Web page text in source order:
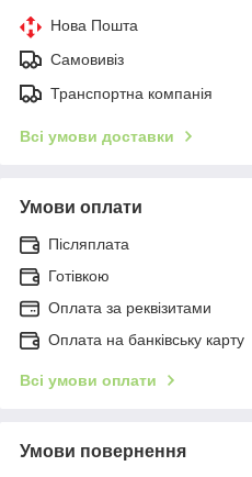
Нова Пошта
Самовивіз
Транспортна компанія
Всі умови доставки
Умови оплати
Післяплата
Готівкою
Оплата за реквізитами
Оплата на банківську карту
Всі умови оплати
Умови повернення